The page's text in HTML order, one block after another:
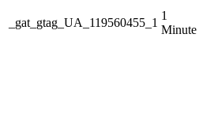
_gat_gtag_UA_119560455_1
1
Minute